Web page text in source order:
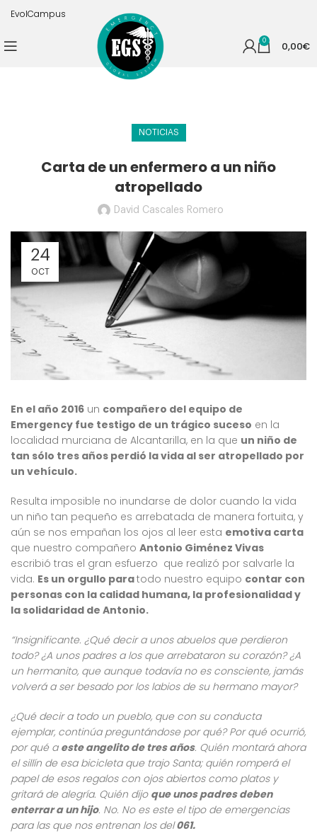
EvolCampus
0 0,00€
NOTICIAS
Carta de un enfermero a un niño
atropellado
David Cascales Romero
24
OCT
En el año 2016 un compañero del equipo de
Emergency fue testigo de un trágico suceso en la
localidad murciana de Alcantarilla, en la que un niño de
tan sólo tres años perdió la vida al ser atropellado por
un vehículo.
Resulta imposible no inundarse de dolor cuando la vida
un niño tan pequeño es arrebatada de manera fortuita, y
aún se nos empañan los ojos al leer esta emotiva carta
que nuestro compañero Antonio Giménez Vivas
escribió tras el gran esfuerzo que realizó por salvarle la
vida. Es un orgullo paratodo nuestro equipo contar con
personas con la calidad humana, la profesionalidad y
la solidaridad de Antonio.
“Insignificante. ¿Qué decir a unos abuelos que perdieron
todo? ¿A unos padres a los que arrebataron su corazón? ¿A
un hermanito, que aunque todavía no es consciente, jamás
volverá a ser besado por los labios de su hermano mayor?
¿Qué decir a todo un pueblo, que con su conducta
ejemplar, continúa preguntándose por qué? Por qué ocurrió,
por qué a este angelito de tres años. Quién montará ahora
el sillín de esa bicicleta que trajo Santa; quién romperá el
papel de esos regalos con ojos abiertos como platos y
gritará de alegría. Quién dijo que unos padres deben
enterrar a un hijo. No. No es este el tipo de emergencias
para las que nos entrenan los del061.